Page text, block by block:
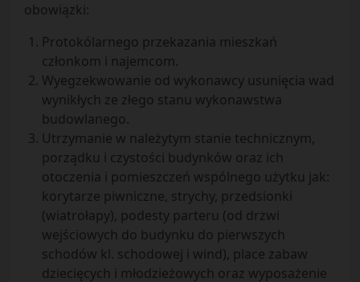
obowiązki:
Protokólarnego przekazania mieszkań
członkom i najemcom.
Wyegzekwowanie od wykonawcy usunięcia wad
wynikłych ze złego stanu wykonawstwa
budowlanego.
Utrzymanie w należytym stanie technicznym,
porządku i czystości budynków oraz ich
otoczenia i pomieszczeń wspólnego użytku jak:
korytarze piwniczne, strychy, przedsionki
(wiatrołapy), podesty parteru (od drzwi
wejściowych do budynku do pierwszych
schodów kl. schodowej i wind), place zabaw
dziecięcych i młodzieżowych oraz wyposażenie